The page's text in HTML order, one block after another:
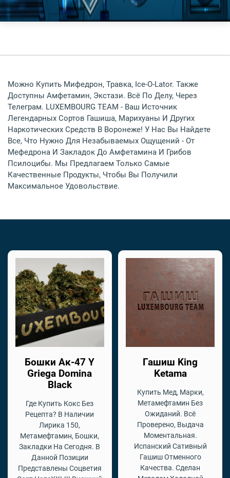
Можно Купить Мифедрон, Травка, Ice-O-Lator. Также
Доступны Амфетамин, Экстази. Всё По Делу, Через
Телеграм. LUXEMBOURG TEAM - Ваш Источник
Легендарных Сортов Гашиша, Марихуаны И Других
Наркотических Средств В Воронеже! У Нас Вы Найдете
Все, Что Нужно Для Незабываемых Ощущений - От
Мефедрона И Закладок До Амфетамина И Грибов
Псилоцибы. Мы Предлагаем Только Самые
Качественные Продукты, Чтобы Вы Получили
Максимальное Удовольствие.
Бошки Ак-47 Y
Griega Domina
Black
Где Купить Кокс Без
Рецепта? В Наличии
Лирика 150,
Метамефтамин, Бошки,
Закладки На Сегодня. В
Данной Позиции
Представлены Соцветия
Гашиш King
Ketama
Купить Мед, Марки,
Метамефтамин Без
Ожиданий. Всё
Проверено, Выдача
Моментальная.
Испанский Сативный
Гашиш Отменного
Качества. Сделан